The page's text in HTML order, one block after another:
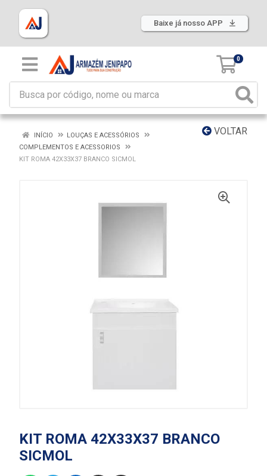
Baixe já nosso APP
0
VOLTAR
INÍCIO
LOUÇAS E ACESSÓRIOS
COMPLEMENTOS E ACESSORIOS
KIT ROMA 42X33X37 BRANCO SICMOL
KIT ROMA 42X33X37 BRANCO
SICMOL